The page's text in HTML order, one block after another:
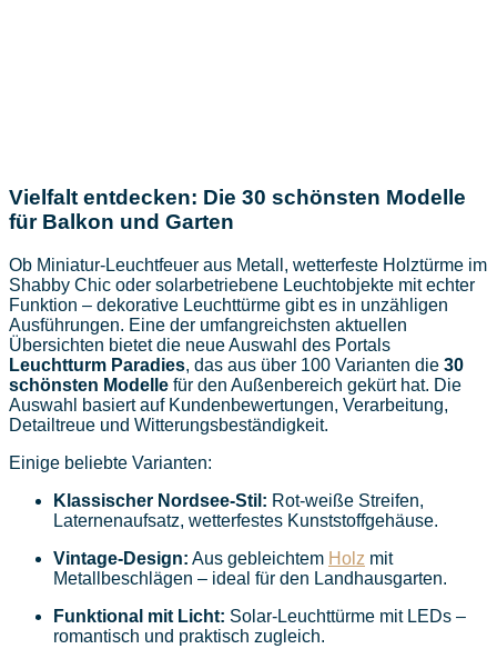
Vielfalt entdecken: Die 30 schönsten Modelle
für Balkon und Garten
Ob Miniatur-Leuchtfeuer aus Metall, wetterfeste Holztürme im
Shabby Chic oder solarbetriebene Leuchtobjekte mit echter
Funktion – dekorative Leuchttürme gibt es in unzähligen
Ausführungen. Eine der umfangreichsten aktuellen
Übersichten bietet die neue Auswahl des Portals
Leuchtturm Paradies, das aus über 100 Varianten die 30
schönsten Modelle für den Außenbereich gekürt hat. Die
Auswahl basiert auf Kundenbewertungen, Verarbeitung,
Detailtreue und Witterungsbeständigkeit.
Einige beliebte Varianten:
Klassischer Nordsee-Stil: Rot-weiße Streifen,
Laternenaufsatz, wetterfestes Kunststoffgehäuse.
Vintage-Design: Aus gebleichtem Holz mit
Metallbeschlägen – ideal für den Landhausgarten.
Funktional mit Licht: Solar-Leuchttürme mit LEDs –
romantisch und praktisch zugleich.